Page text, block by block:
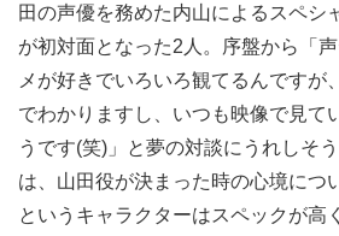
田の声優を務めた内山によるスペシ
が初対面となった2人。序盤から「
メが好きでいろいろ観てるんですが
でわかりますし、いつも映像で見て
うです(笑)」と夢の対談にうれしそ
は、山田役が決まった時の心境につ
というキャラクターはスペックが高